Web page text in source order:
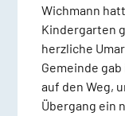
Wichmann
Kindergarten
herzliche
Gemeinde
auf den Weg,
Übergang ein